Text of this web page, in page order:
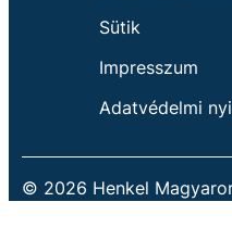
Sütik
Impresszum
Adatvédelmi
© 2026 Henkel